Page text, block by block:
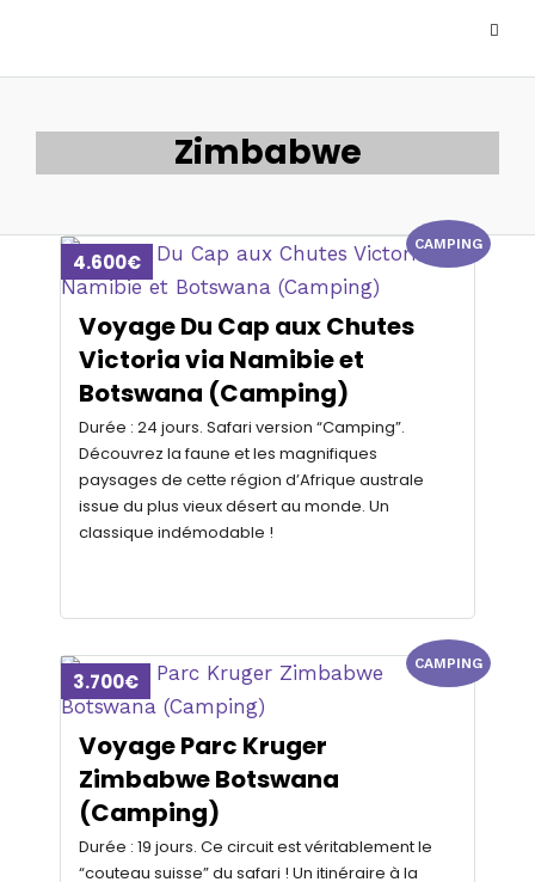
Zimbabwe
CAMPING
4.600€
Voyage Du Cap aux Chutes
Victoria via Namibie et
Botswana (Camping)
Durée : 24 jours. Safari version “Camping”.
Découvrez la faune et les magnifiques
paysages de cette région d’Afrique australe
issue du plus vieux désert au monde. Un
classique indémodable !
CAMPING
3.700€
Voyage Parc Kruger
Zimbabwe Botswana
(Camping)
Durée : 19 jours. Ce circuit est véritablement le
“couteau suisse” du safari ! Un itinéraire à la